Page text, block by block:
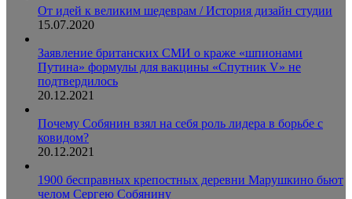
От идей к великим шедеврам / История дизайн студии
15.07.2020
Заявление британских СМИ о краже «шпионами
Путина» формулы для вакцины «Спутник V» не
подтвердилось
20.12.2021
Почему Собянин взял на себя роль лидера в борьбе с
ковидом?
20.12.2021
1900 бесправных крепостных деревни Марушкино бьют
челом Сергею Собянину